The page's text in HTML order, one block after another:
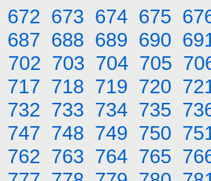
672 673 674 675
687 688 689 690
702 703 704 705
717 718 719 720
732 733 734 735
747 748 749 750
762 763 764 765